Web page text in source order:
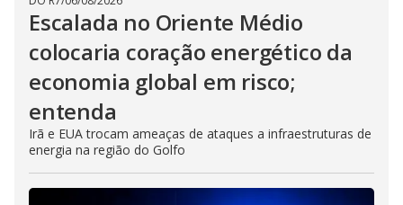
Escalada no Oriente Médio
colocaria coração energético da
economia global em risco;
entenda
Irã e EUA trocam ameaças de ataques a infraestruturas de
energia na região do Golfo